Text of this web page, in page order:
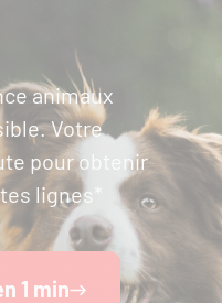
animaux
Votre
pour obtenir
lignes*
1 min